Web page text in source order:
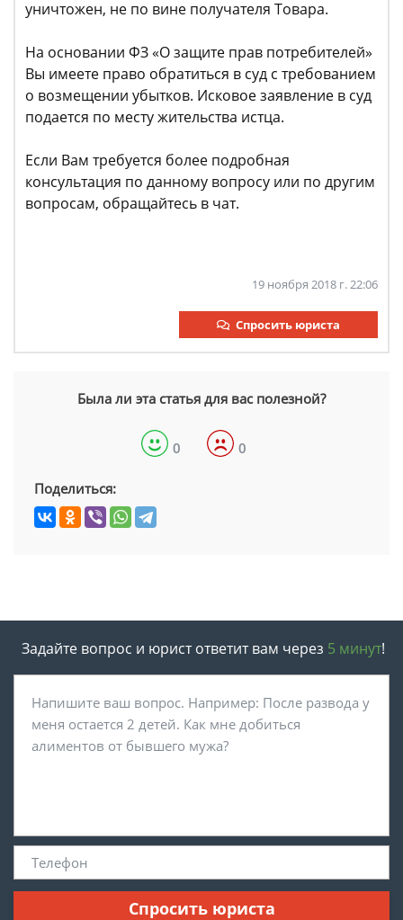
уничтожен, не по вине получателя Товара.
На основании ФЗ «О защите прав потребителей»
Вы имеете право обратиться в суд с требованием
о возмещении убытков. Исковое заявление в суд
подается по месту жительства истца.
Если Вам требуется более подробная
консультация по данному вопросу или по другим
вопросам, обращайтесь в чат.
19 ноября 2018 г. 22:06
Спросить юриста
Была ли эта статья для вас полезной?
0 0
Поделиться:
Задайте вопрос и юрист ответит вам через 5 минут!
Спросить юриста